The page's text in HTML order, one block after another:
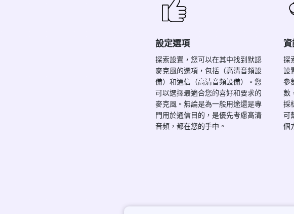
設定選項
探索設置，您可以在其中找到默認
麥克風的選項，包括（高清音頻設
備）和通信（高清音頻設備）。您
可以選擇最適合您的喜好和要求的
麥克風。無論是為一般用途還是專
門用於通信目的，是優先考慮高清
音頻，都在您的手中。
資
探
設
參
數
採
可
個